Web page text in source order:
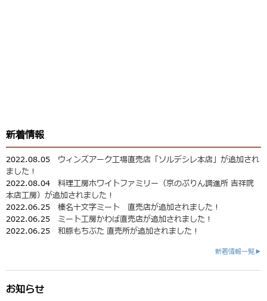
新着情報
2022.08.05 ウィンズアーク工場直売店「ソルデシレ本店」が追加され
ました！
2022.08.04 料理工房ホワイトファミリー（京のぷりん調進所 吉祥院
本店工房）が追加されました！
2022.06.25 榛名十文字ミート 直売店が追加されました！
2022.06.25 ミート工房かわば直売店が追加されました！
2022.06.25 和豚もちぶた 直売所が追加されました！
新着情報一覧▶
お知らせ